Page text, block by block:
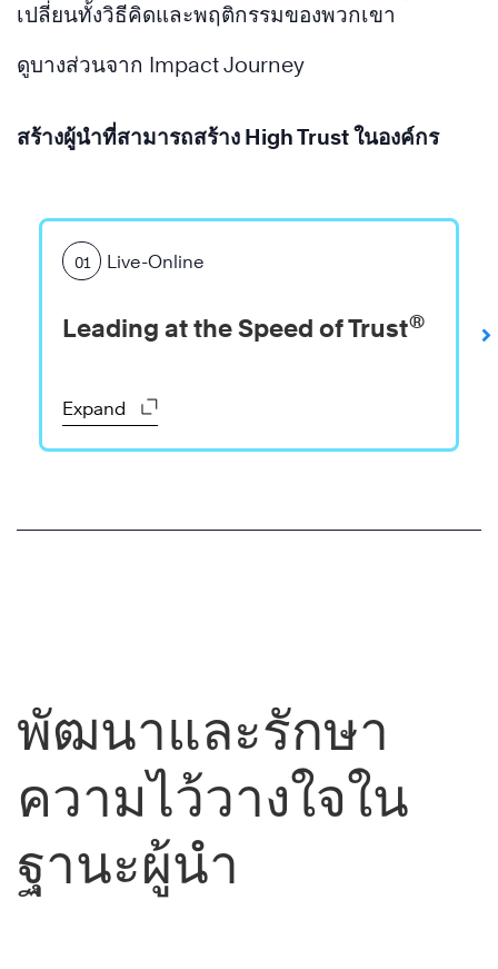
Speed
of
®
The
Speed
Trust
รู้
เพิ่ม
เปลี่ยนทั้งวิธีคิดและพฤติกรรมของพวกเขา
ดูบางส่วนจาก Impact Journey
สร้างผู้นำที่สามารถสร้าง High Trust ในองค์กร
01 Live-Online
Leading at the Speed of Trust®
Expand
พัฒนาและรักษา
ความไว้วางใจใน
ฐานะผู้นำ